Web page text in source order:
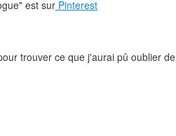
est sur Pinterest
trouver ce que j'aurai pû oublier de